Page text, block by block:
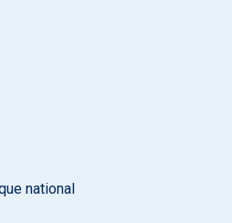
national